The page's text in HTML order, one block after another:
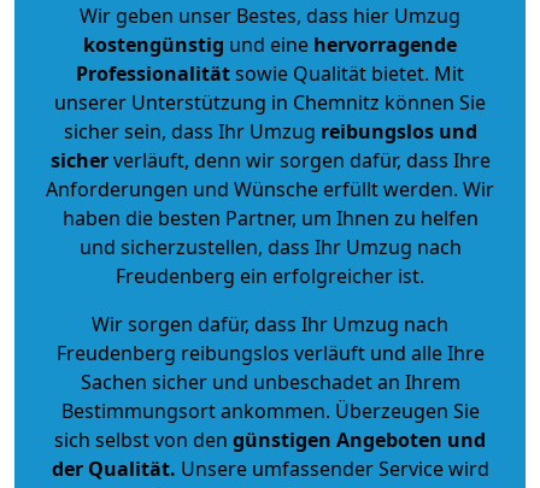
Wir geben unser Bestes, dass hier Umzug
kostengünstig und eine hervorragende
Professionalitätsowie Qualität bietet. Mit
unserer Unterstützung in Chemnitz können Sie
sicher sein, dass Ihr Umzug reibungslos und
sicherverläuft, denn wir sorgen dafür, dass Ihre
Anforderungen und Wünsche erfüllt werden. Wir
haben die besten Partner, um Ihnen zu helfen
und sicherzustellen, dass Ihr Umzug nach
Freudenberg ein erfolgreicher ist.
Wir sorgen dafür, dass Ihr Umzug nach
Freudenberg reibungslos verläuft und alle Ihre
Sachen sicher und unbeschadet an Ihrem
Bestimmungsort ankommen. Überzeugen Sie
sich selbst von den günstigen Angeboten und
der Qualität. Unsere umfassender Service wird